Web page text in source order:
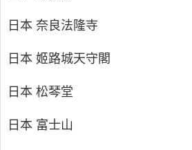
日本 奈良法隆寺
日本 姬路城天守閣
日本 松琴堂
日本 富士山